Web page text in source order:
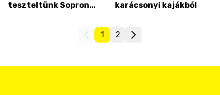
teszteltünk Sopron
karácsonyi kajákból
1 2